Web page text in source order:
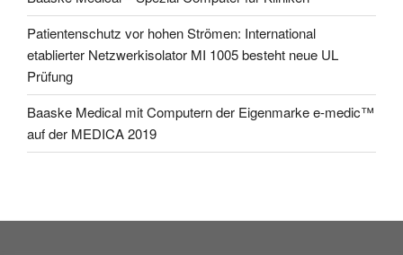
Patientenschutz vor hohen Strömen: International
etablierter Netzwerkisolator MI 1005 besteht neue UL
Prüfung
Baaske Medical mit Computern der Eigenmarke e-medic™
auf der MEDICA 2019